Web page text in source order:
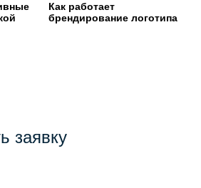
Как работает
брендирование логотипа
заявку